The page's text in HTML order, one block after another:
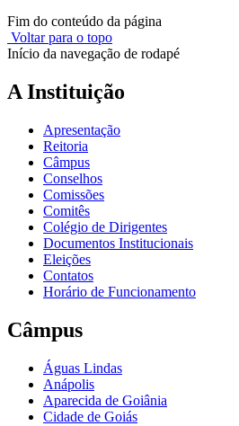
Fim do conteúdo da página
Voltar para o topo
Início da navegação de rodapé
A Instituição
Apresentação
Reitoria
Câmpus
Conselhos
Comissões
Comitês
Colégio de Dirigentes
Documentos Institucionais
Eleições
Contatos
Horário de Funcionamento
Câmpus
Águas Lindas
Anápolis
Aparecida de Goiânia
Cidade de Goiás